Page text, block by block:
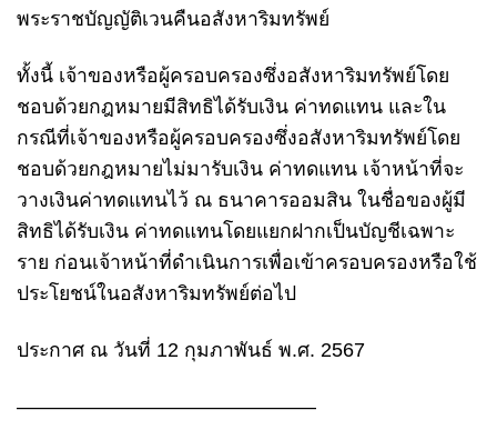
พระราชบัญญัติเวนคืนอสังหาริมทรัพย์
ทั้งนี้ เจ้าของหรือผู้ครอบครองซึ่งอสังหาริมทรัพย์โดย
ชอบด้วยกฎหมายมีสิทธิได้รับเงิน ค่าทดแทน และใน
กรณีที่เจ้าของหรือผู้ครอบครองซึ่งอสังหาริมทรัพย์โดย
ชอบด้วยกฎหมายไม่มารับเงิน ค่าทดแทน เจ้าหน้าที่จะ
วางเงินค่าทดแทนไว้ ณ ธนาคารออมสิน ในชื่อของผู้มี
สิทธิได้รับเงิน ค่าทดแทนโดยแยกฝากเป็นบัญชีเฉพาะ
ราย ก่อนเจ้าหน้าที่ดําเนินการเพื่อเข้าครอบครองหรือใช้
ประโยชน์ในอสังหาริมทรัพย์ต่อไป
ประกาศ ณ วันที่ 12 กุมภาพันธ์ พ.ศ. 2567
———————————————